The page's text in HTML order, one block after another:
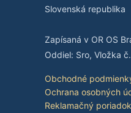
Slovenská republika
Zapísaná v OR OS
Oddiel: Sro, Vložka
Obchodné
Ochrana osobných
Reklamačný poriadok